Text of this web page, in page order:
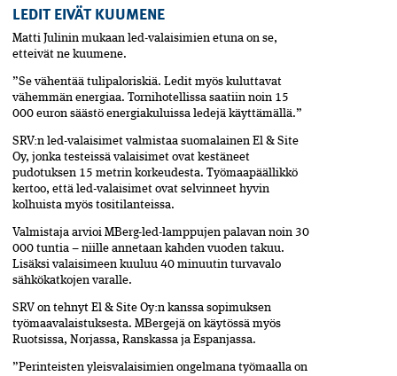
LEDIT EIVÄT KUUMENE
Matti Julinin mukaan led-valaisimien etuna on se,
etteivät ne kuumene.
”Se vähentää tulipaloriskiä. Ledit myös kuluttavat
vähemmän energiaa. Tornihotellissa saatiin noin 15
000 euron säästö energiakuluissa ledejä käyttämällä.”
SRV:n led-valaisimet valmistaa suomalainen El & Site
Oy, jonka testeissä valaisimet ovat kestäneet
pudotuksen 15 metrin korkeudesta. Työmaapäällikkö
kertoo, että led-valaisimet ovat selvinneet hyvin
kolhuista myös tositilanteissa.
Valmistaja arvioi MBerg-led-lamppujen palavan noin 30
000 tuntia – niille annetaan kahden vuoden takuu.
Lisäksi valaisimeen kuuluu 40 minuutin turvavalo
sähkökatkojen varalle.
SRV on tehnyt El & Site Oy:n kanssa sopimuksen
työmaavalaistuksesta. MBergejä on käytössä myös
Ruotsissa, Norjassa, Ranskassa ja Espanjassa.
”Perinteisten yleisvalaisimien ongelmana työmaalla on